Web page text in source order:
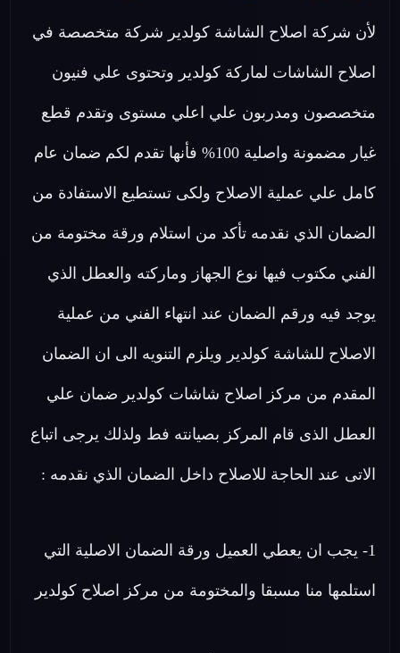
لأن شركة اصلاح الشاشة كولدير شركة متخصصة في
اصلاح الشاشات لماركة كولدير وتحتوى علي فنيون
متخصصون ومدربون علي اعلي مستوى وتقدم قطع
غيار مضمونة واصلية 100% فأنها تقدم لكم ضمان عام
كامل علي عملية الاصلاح ولكى تستطيع الاستفادة من
الضمان الذي نقدمه تأكد من استلام ورقة مختومة من
الفني مكتوب فيها نوع الجهاز وماركته والعطل الذي
يوجد فيه ورقم الضمان عند انتهاء الفني من عملية
الاصلاح للشاشة كولدير ويلزم التنويه الى ان الضمان
المقدم من مركز اصلاح شاشات كولدير ضمان علي
العطل الذى قام المركز بصيانته فط ولذلك يرجى اتباع
الاتى عند الحاجة للاصلاح داخل الضمان الذي نقدمه :
1- يجب ان يعطي العميل ورقة الضمان الاصلية التي
استلمها منا مسبقا والمختومة من مركز اصلاح كولدير